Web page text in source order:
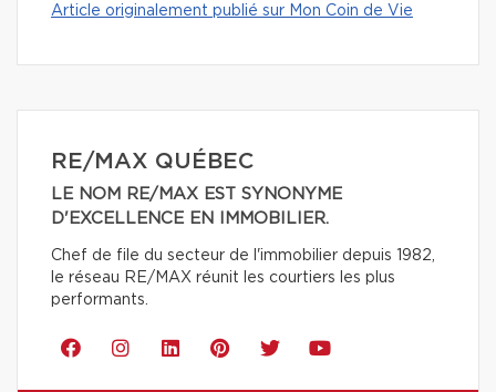
Article originalement publié sur Mon Coin de Vie
RE/MAX QUÉBEC
LE NOM RE/MAX EST SYNONYME
D'EXCELLENCE EN IMMOBILIER.
Chef de file du secteur de l'immobilier depuis 1982,
le réseau RE/MAX réunit les courtiers les plus
performants.